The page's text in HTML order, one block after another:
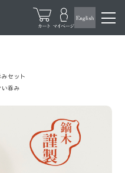
セット
呑み